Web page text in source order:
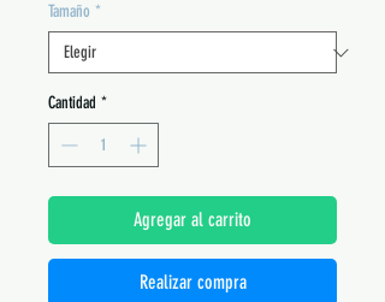
Tamaño *
Cantidad *
Agregar al carrito
Realizar compra